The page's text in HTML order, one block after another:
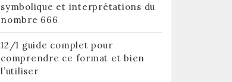
symbolique et interprétations du
nombre 666
12/1 guide complet pour
comprendre ce format et bien
l’utiliser